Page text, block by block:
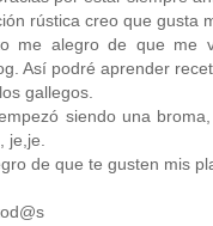
rústica creo que gusta
me alegro de que me
Así podré aprender
gallegos.
siendo una
je,je.
de que te gusten mis